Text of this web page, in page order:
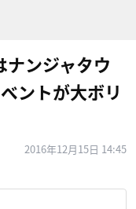
ナンジャタウ
ントが大ボリ
2016年12月15日 14:45